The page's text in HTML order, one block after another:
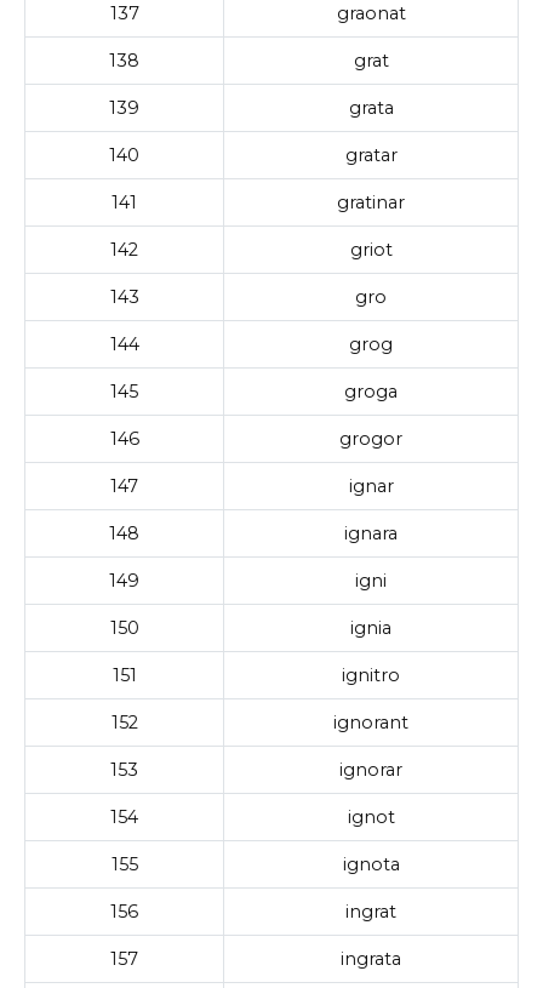
137 graonat
138 grat
139 grata
140 gratar
141 gratinar
142 griot
143 gro
144 grog
145 groga
146 grogor
147 ignar
148 ignara
149 igni
150 ignia
151 ignitro
152 ignorant
153 ignorar
154 ignot
155 ignota
156 ingrat
157 ingrata